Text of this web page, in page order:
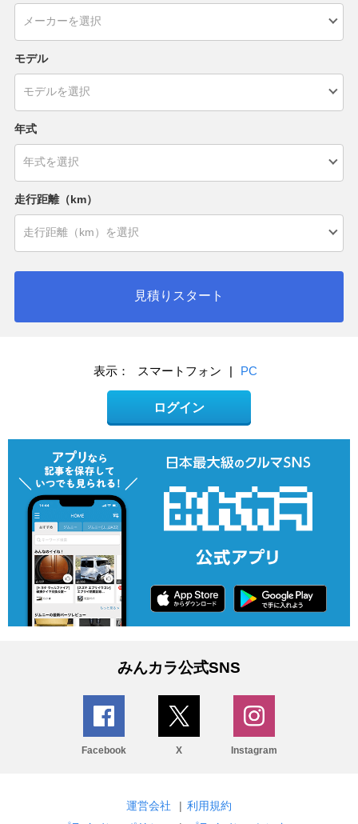
モデル
年式
走行距離（km）
見積りスタート
表示： スマートフォン | PC
ログイン
みんカラ公式SNS
Facebook X Instagram
運営会社 | 利用規約